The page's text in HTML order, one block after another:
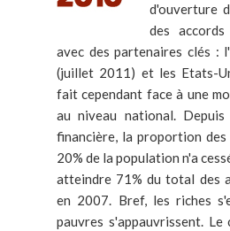
d'ouverture
des
avec des partenaires clés :
(juillet 2011) et les Etats-
fait cependant face à une
au niveau national.
financière, la proportion
20% de la population n'a
atteindre 71% du total des
en 2007. Bref, les riches
pauvres s'appauvrissent.